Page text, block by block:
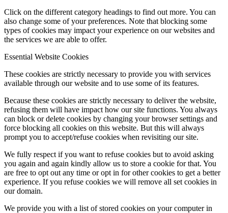
Click on the different category headings to find out more. You can
also change some of your preferences. Note that blocking some
types of cookies may impact your experience on our websites and
the services we are able to offer.
Essential Website Cookies
These cookies are strictly necessary to provide you with services
available through our website and to use some of its features.
Because these cookies are strictly necessary to deliver the website,
refusing them will have impact how our site functions. You always
can block or delete cookies by changing your browser settings and
force blocking all cookies on this website. But this will always
prompt you to accept/refuse cookies when revisiting our site.
We fully respect if you want to refuse cookies but to avoid asking
you again and again kindly allow us to store a cookie for that. You
are free to opt out any time or opt in for other cookies to get a better
experience. If you refuse cookies we will remove all set cookies in
our domain.
We provide you with a list of stored cookies on your computer in